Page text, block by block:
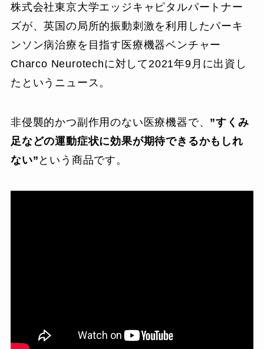
株式会社東京大学エッジキャピタルパートナー
ズが、英国の局所的振動刺激を利用したパーキ
ンソン病治療を目指す医療機器ベンチャー
Charco Neurotechに対して2021年9月に出資し
たというニュース。
非侵襲的かつ副作用のない医療機器で、 ”すくみ
足などの運動症状に効果が期待できるかもしれ
ない” という商品です。